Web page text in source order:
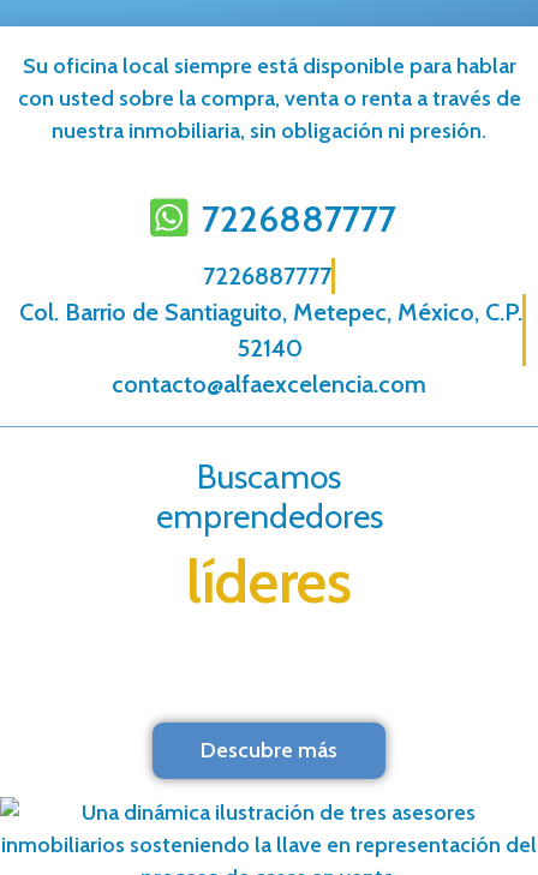
Su oficina local siempre está disponible para hablar
con usted sobre la compra, venta o renta a través de
nuestra inmobiliaria, sin obligación ni presión.
7226887777
7226887777
Col. Barrio de Santiaguito, Metepec, México, C.P.
52140
contacto@alfaexcelencia.com
Buscamos
emprendedores
líderes
Descubre más